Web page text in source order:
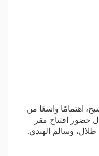
اهتمامًا واسعًا من
حضور افتتاح مقر
طلال، وسالم الهندي.